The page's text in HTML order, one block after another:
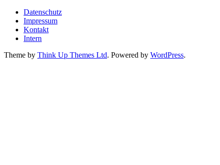
Datenschutz
Impressum
Kontakt
Intern
Theme by Think Up Themes Ltd. Powered by WordPress.